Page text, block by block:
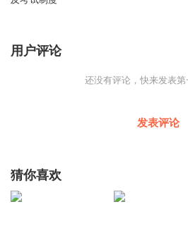
用户评论
还没有评论，快来发表第
发表评论
猜你喜欢